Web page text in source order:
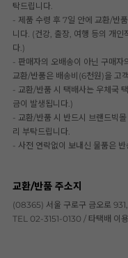
탁드립니다.
- 제품 수령 후 7일 안에 교환/반
니다. (건강, 출장, 여행 등의 개인
다.)
- 판매자의 오배송이 아닌 구매자
교환/반품은 배송비(6천원)을 고
- 교환/반품 시 택배사는 우체국
금이 발생됩니다.)
- 교환/반품 시 반드시 브랜드빅
리 부탁드립니다.
- 사전 연락없이 보내신 물품은
교환/반품 주소지
(08365) 서울 구로구 금오로
TEL 02-3151-0130 / 타택배 이